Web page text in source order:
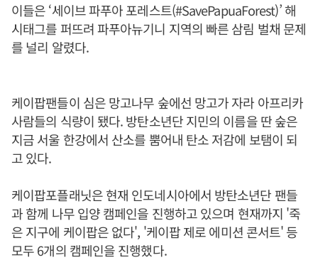
이들은 ‘세이브 파푸아 포레스트(#SavePapuaForest)’ 해
시태그를 퍼뜨려 파푸아뉴기니 지역의 빠른 삼림 벌채 문제
를 널리 알렸다.
케이팝팬들이 심은 망고나무 숲에선 망고가 자라 아프리카
사람들의 식량이 됐다. 방탄소년단 지민의 이름을 딴 숲은
지금 서울 한강에서 산소를 뿜어내 탄소 저감에 보탬이 되
고 있다.
케이팝포플래닛은 현재 인도네시아에서 방탄소년단 팬들
과 함께 나무 입양 캠페인을 진행하고 있으며 현재까지 '죽
은 지구에 케이팝은 없다', '케이팝 제로 에미션 콘서트' 등
모두 6개의 캠페인을 진행했다.